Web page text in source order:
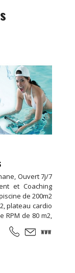
Ouvert 7j/7
et Coaching
de 200m2
plateau cardio
RPM de 80 m2,
enfant
et babyfoot